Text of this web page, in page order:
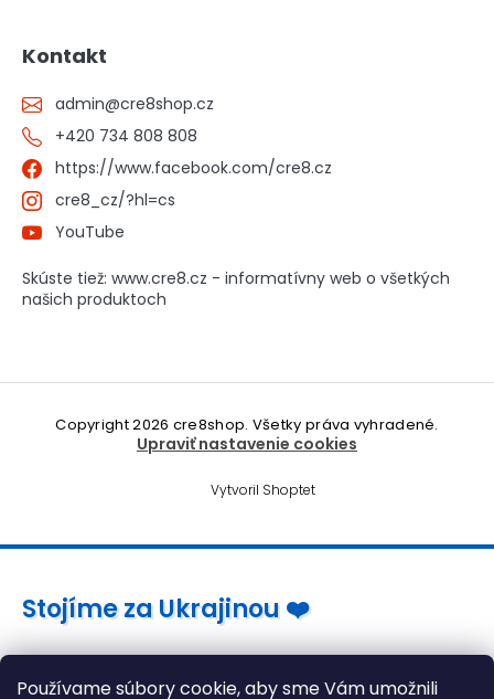
Používame súbory cookie, aby sme Vám umožnili
Kontakt
admin@cre8shop.cz
+420 734 808 808
https://www.facebook.com/cre8.cz
cre8_cz/?hl=cs
YouTube
Skúste tiež: www.cre8.cz - informatívny web o všetkých
našich produktoch
Vytvoril Shoptet
Copyright 2026 cre8shop. Všetky práva vyhradené.
Upraviť nastavenie cookies
Stojíme za Ukrajinou ❤️
Ako a čím pomôcť »